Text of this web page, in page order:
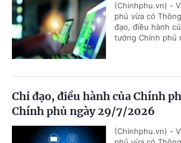
(Chinhphu.vn) -
phủ vừa có
đạo, điều hành
tướng Chính phủ
Chỉ đạo, điều hành của Chính
Chính phủ ngày 29/7/2026
(Chinhphu.vn) -